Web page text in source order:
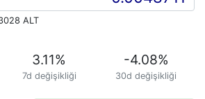
ALT
3.11%
7d değişikliği
-4.08%
30d değişikliği